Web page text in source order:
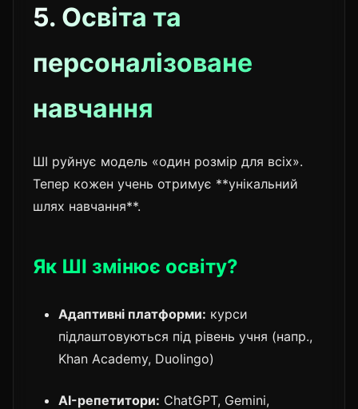
5. Освіта та
персоналізоване
навчання
ШІ руйнує модель «один розмір для всіх».
Тепер кожен учень отримує **унікальний
шлях навчання**.
Як ШІ змінює освіту?
Адаптивні платформи: курси
підлаштовуються під рівень учня (напр.,
Khan Academy, Duolingo)
AI-репетитори: ChatGPT, Gemini,